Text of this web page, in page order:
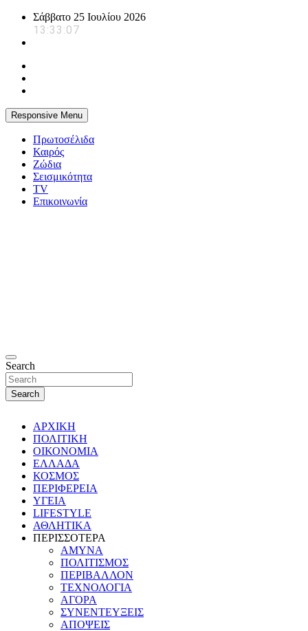
Skip
content
Σάββατο 25 Ιουλίου 2026
13:33:08
Responsive Menu
Πρωτοσέλιδα
Καιρός
Ζώδια
Σεισμικότητα
TV
Επικοινωνία
Search
Search
ΑΡΧΙΚΗ
ΠΟΛΙΤΙΚΗ
ΟΙΚΟΝΟΜΙΑ
ΕΛΛΑΔΑ
ΚΟΣΜΟΣ
ΠΕΡΙΦΕΡΕΙΑ
ΥΓΕΙΑ
LIFESTYLE
ΑΘΛΗΤΙΚΑ
ΠΕΡΙΣΣΟΤΕΡΑ
ΑΜΥΝΑ
ΠΟΛΙΤΙΣΜΟΣ
ΠΕΡΙΒΑΛΛΟΝ
ΤΕΧΝΟΛΟΓΙΑ
ΑΓΟΡΑ
ΣΥΝΕΝΤΕΥΞΕΙΣ
ΑΠΟΨΕΙΣ